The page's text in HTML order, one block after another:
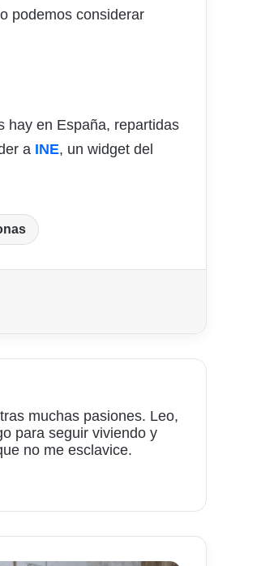
podemos considerar
hay en España, repartidas
a INE, un widget del
muchas pasiones. Leo,
para seguir viviendo y
no me esclavice.